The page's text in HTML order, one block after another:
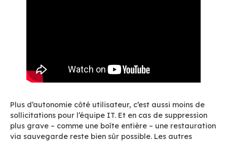
ciblées
. Ces dernières peuvent concerner une
plusieurs boîtes aux lettres, des calendriers,
Il faut aussi garder en tête qu’un état « valide
garantit pas à lui seul l’exploitabilité parfaite
données restaurées. D’où l’importance, dans